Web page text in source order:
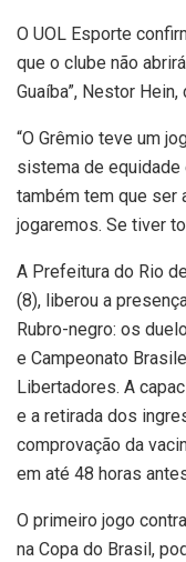
O UOL Esporte
que o clube não
Guaíba”, Nestor
“O Grêmio teve um
sistema de equidade
também tem que ser
jogaremos. Se tiver
A Prefeitura do Rio
(8), liberou a
Rubro-negro: os
e Campeonato
Libertadores. A
e a retirada dos
comprovação da
em até 48 horas
O primeiro jogo
na Copa do Brasil,